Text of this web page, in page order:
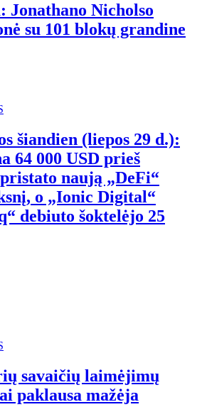
Jonathano Nicholso
su 101 blokų grandine
šiandien (liepos 29 d.):
64 000 USD prieš
naują „DeFi“
o „Ionic Digital“
debiuto šoktelėjo 25
savaičių laimėjimų
paklausa mažėja